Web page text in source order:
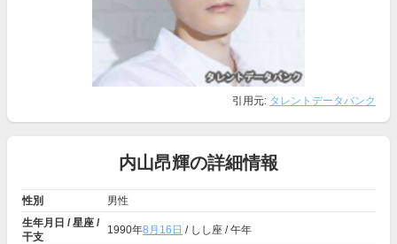
引用元: タレントデータバンク
内山昂輝の詳細情報
性別
男性
生年月日 / 星座 /
干支
1990年8月16日 / しし座 / 午年